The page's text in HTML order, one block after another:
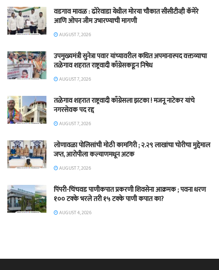
वडगाव मावळ : ढोरेवाडा येथील मोरया चौकात सीसीटीव्ही कॅमेरे
आणि ओपन जीम उभारण्याची मागणी
AUGUST 7, 2026
उपमुख्यमंत्री सुनेत्रा पवार यांच्यावरील कथित अपमानास्पद वक्तव्याचा
तळेगाव शहरात राष्ट्रवादी काँग्रेसकडून निषेध
AUGUST 7, 2026
तळेगाव शहरात राष्ट्रवादी काँग्रेसला झटका ! मजनू नाटेकर यांचे
नगरसेवक पद रद्द
AUGUST 7, 2026
लोणावळा पोलिसांची मोठी कामगिरी ; २.२९ लाखांचा चोरीचा मुद्देमाल
जप्त, आरोपीला कल्याणमधून अटक
AUGUST 7, 2026
पिंपरी-चिंचवड पाणीकपात प्रकरणी शिवसेना आक्रमक ; पवना धरण
१०० टक्के भरले तरी १५ टक्के पाणी कपात का?
AUGUST 4, 2026